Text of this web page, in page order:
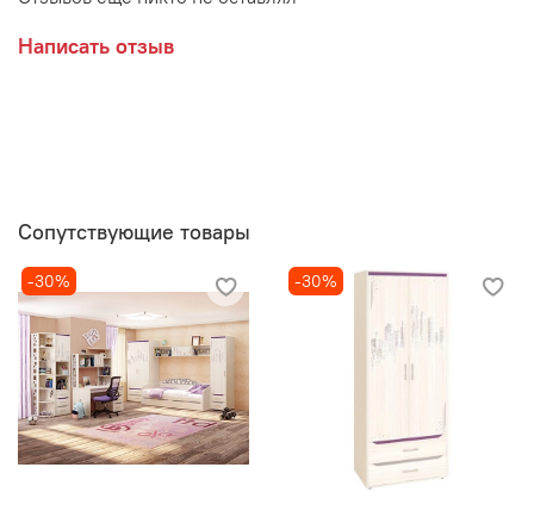
Написать отзыв
Сопутствующие товары
-30% -30%